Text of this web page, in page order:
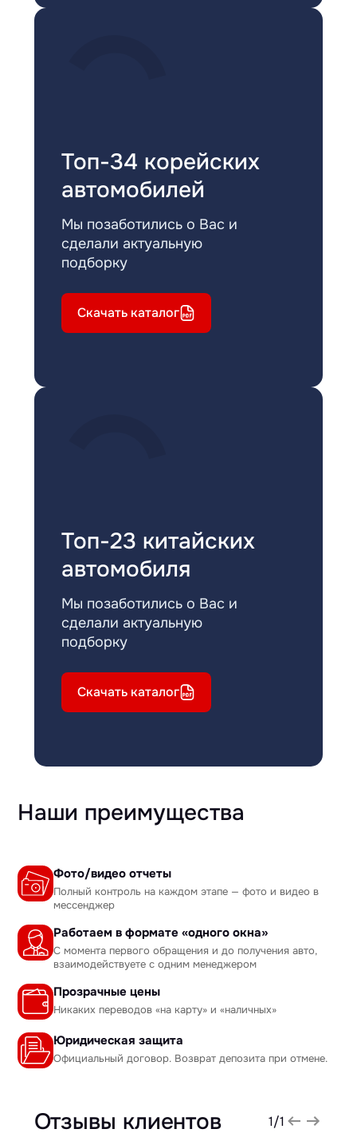
Топ-34 корейских
автомобилей
Мы позаботились о Вас и
сделали актуальную
подборку
Скачать каталог
Топ-23 китайских
автомобиля
Мы позаботились о Вас и
сделали актуальную
подборку
Скачать каталог
Наши преимущества
Фото/видео отчеты
Полный контроль на каждом этапе — фото и видео в
мессенджер
Работаем в формате «одного окна»
С момента первого обращения и до получения авто,
взаимодействуете с одним менеджером
Прозрачные цены
Никаких переводов «на карту» и «наличных»
Юридическая защита
Официальный договор. Возврат депозита при отмене.
Отзывы клиентов 1/1